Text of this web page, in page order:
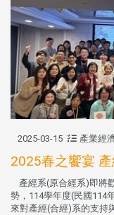
2025-03-15 產業經
2025春之饗宴
產經系(原合經系)即將
勢，114學年度(民國114
來對產經(合經)系的支持